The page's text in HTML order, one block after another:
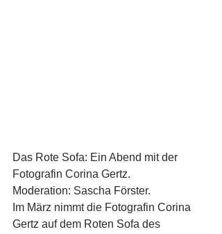
Das Rote Sofa: Ein Abend mit der
Fotografin Corina Gertz.
Moderation: Sascha Förster.
Im März nimmt die Fotografin Corina
Gertz auf dem Roten Sofa des